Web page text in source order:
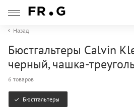
Назад
Бюстгальтеры Calvin
черный, чашка-
6 товаров
Бюстгальтеры